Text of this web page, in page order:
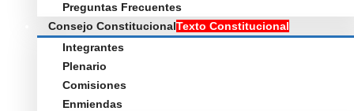
Preguntas Frecuentes
Consejo ConstitucionalTexto Constitucional
Integrantes
Plenario
Comisiones
Enmiendas